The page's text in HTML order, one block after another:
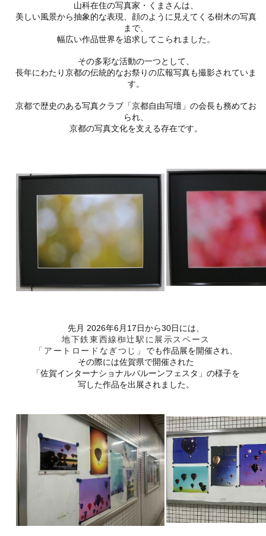
山科在住の写真家・くまさんは、
美しい風景から抽象的な表現、顔のように見えてくる樹木の写真
まで、
幅広い作品世界を追求してこられました。
その多彩な活動の一つとして、
長年にわたり京都の伝統的なお祭りの広報写真も撮影されていま
す。
京都で歴史のある写真クラブ「京都自由写壇」の会長も務めてお
られ、
京都の写真文化を支える存在です。
先月 2026年6月17日から30日には、
地下鉄東西線椥辻駅に展示スペース
「アートロードなぎつじ」 でも作品展を開催され、
その際には佐賀県で開催された
「佐賀インターナショナルバルーンフェスタ」の様子を
写した作品を出展されました。